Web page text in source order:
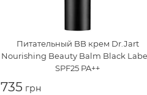
Питательный BB крем Dr.Jart
Nourishing Beauty Balm Black
SPF25 PA++
735